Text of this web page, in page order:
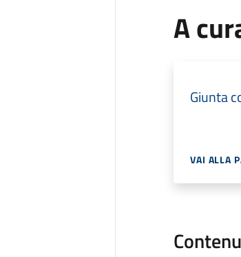
A
Giunta
VAI ALLA